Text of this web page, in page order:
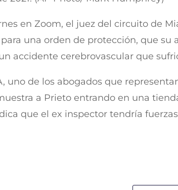
en Zoom, el juez del circuito de
una orden de protección, que
accidente cerebrovascular que
uno de los abogados que
a Prieto entrando en una
que el ex inspector tendría